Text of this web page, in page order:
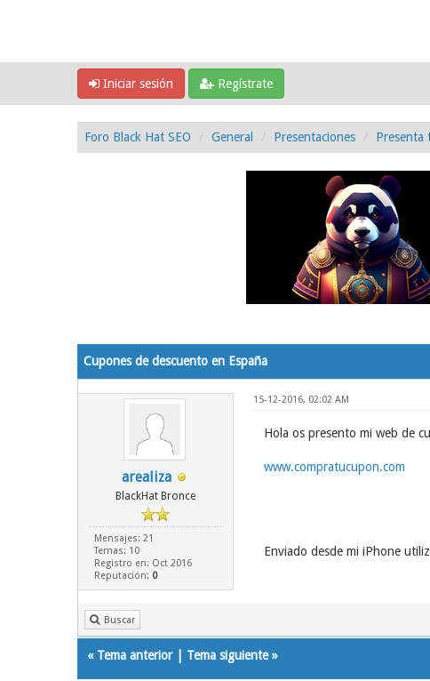
Iniciar sesión Regístrate
Foro Black Hat SEO General Presentaciones Presenta
Cupones de descuento en España
arealiza
BlackHat Bronce
Mensajes: 21
Temas: 10
Registro en: Oct 2016
Reputación: 0
15-12-2016, 02:02 AM
Hola os presento mi web de
www.compratucupon.com
Enviado desde mi iPhone
Buscar
« Tema anterior| Tema siguiente»